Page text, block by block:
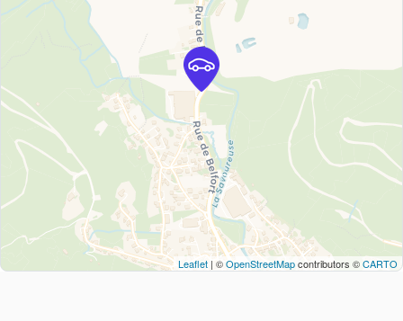
Leaflet | ©OpenStreetMapcontributors ©CARTO